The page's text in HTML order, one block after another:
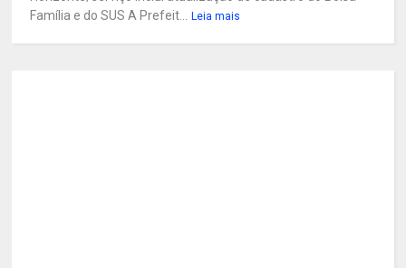
Família e do SUS A Prefeit... Leia mais